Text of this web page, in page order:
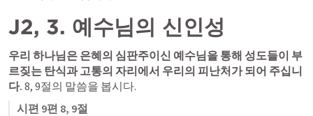
J2, 3. 예수님의 신인성
우리 하나님은 은혜의 심판주이신 예수님을 통해 성도들이 부
르짖는 탄식과 고통의 자리에서 우리의 피난처가 되어 주십니
다. 8, 9절의 말씀을 봅시다.
시편 9편 8, 9절